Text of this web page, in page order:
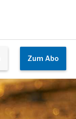
Zum Abo